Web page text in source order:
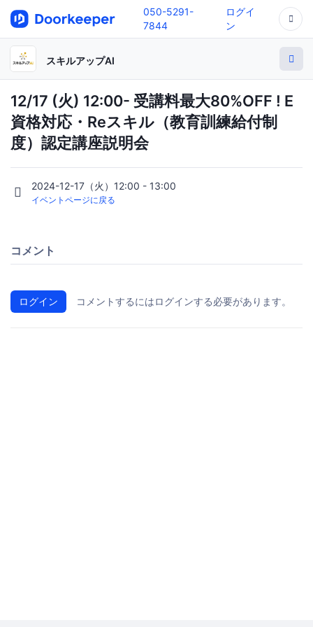
050-5291-
7844
ログイ
ン
スキルアップAI
12/17 (火) 12:00- 受講料最大80%OFF ! E
資格対応・Reスキル（教育訓練給付制
度）認定講座説明会
2024-12-17（火）12:00 - 13:00
イベントページに戻る
コメント
ログイン コメントするにはログインする必要があります。